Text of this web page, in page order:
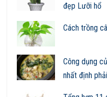
đẹp Lưỡi hổ
Cách trồng
Công dụng
nhất định